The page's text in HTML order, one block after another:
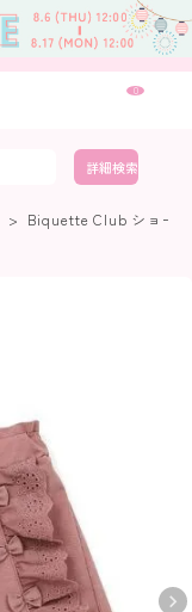
0
詳細検索
Biquette Club ショー